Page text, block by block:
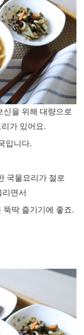
신을 위해 대량으로
가 있어요.
입니다.
국물요리가 절로
면서
뚝딱 즐기기에 좋죠.